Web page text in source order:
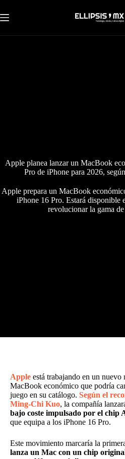
al
contenido
Apple planea lanzar un MacBook
Pro de iPhone para 2026,
Apple prepara un MacBook
iPhone 16 Pro. Estará disponible
revolucionar la gama de
Apple está trabajando en un nuevo
MacBook económico que podría
juego en su catálogo. Según el
Ming-Chi Kuo, la compañía
bajo coste impulsado por el chip
que equipa a los iPhone 16 Pro.
Este movimiento marcaría la
lanza un Mac con un chip